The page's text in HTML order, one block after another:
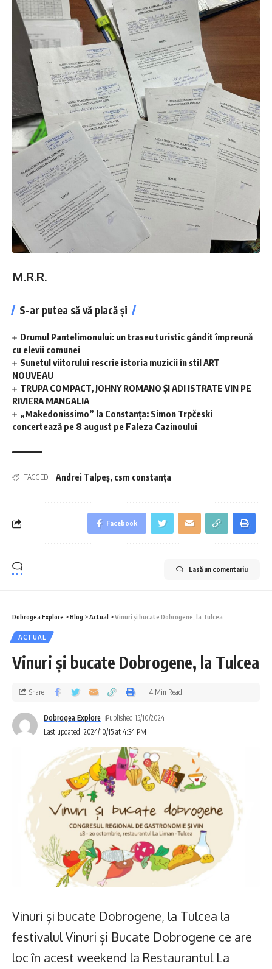
M.R.R.
S-ar putea să vă placă și
Drumul Pantelimonului: un traseu turistic gândit împreună
cu elevii comunei
Sunetul viitorului rescrie istoria muzicii în stil ART
NOUVEAU
TRUPA COMPACT, JOHNY ROMANO ȘI ADI ISTRATE VIN PE
RIVIERA MANGALIA
„Makedonissimo” la Constanța: Simon Trpčeski
concertează pe 8 august pe Faleza Cazinoului
TAGGED: Andrei Talpeș, csm constanța
Facebook
Lasă un comentariu
Dobrogea Explore >Blog >Actual >Vinuri și bucate Dobrogene, la Tulcea
ACTUAL
Vinuri și bucate Dobrogene, la Tulcea
Last updated: 2024/10/15 at 4:34 PM
Dobrogea Explore Published 15/10/2024
Share 4 Min Read
Vinuri și bucate Dobrogene, la Tulcea la
festivalul Vinuri și Bucate Dobrogene ce are
loc în acest weekend la Restaurantul La